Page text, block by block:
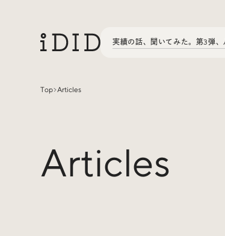
実績の話、聞いてみた。第3弾
Interview
Top Articles
Articles